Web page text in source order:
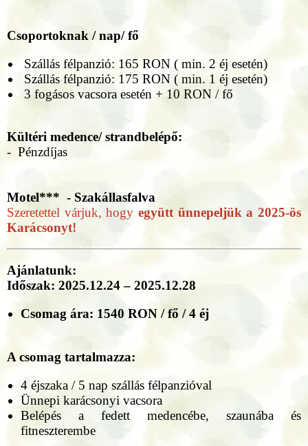
Csoportoknak / nap/ fő
Szállás félpanzió: 165 RON ( min. 2 éj esetén)
Szállás félpanzió: 175 RON ( min. 1 éj esetén)
3 fogásos vacsora esetén + 10 RON / fő
Kültéri medence/ strandbelépő:
- Pénzdíjas
Motel*** - Szakállasfalva
Szeretettel várjuk, hogy együtt ünnepeljük a 2025-ös
Karácsonyt!
Ajánlatunk:
Időszak: 2025.12.24 – 2025.12.28
Csomag ára: 1540 RON / fő / 4 éj
A csomag tartalmazza:
4 éjszaka / 5 nap szállás félpanzióval
Ünnepi karácsonyi vacsora
Belépés a fedett medencébe, szaunába és
fitneszterembe